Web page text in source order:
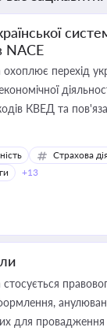
NACE
охоплює перехід
КВЕД та
Страхова
+13
стосується
для провадження